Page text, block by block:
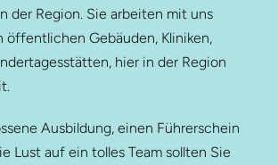
der Region. Sie arbeiten mit uns
öffentlichen Gebäuden, Kliniken,
hier in der Region
Ausbildung, einen Führerschein
Lust auf ein tolles Team sollten Sie